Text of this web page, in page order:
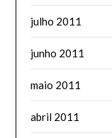
julho 2011
junho 2011
maio 2011
abril 2011